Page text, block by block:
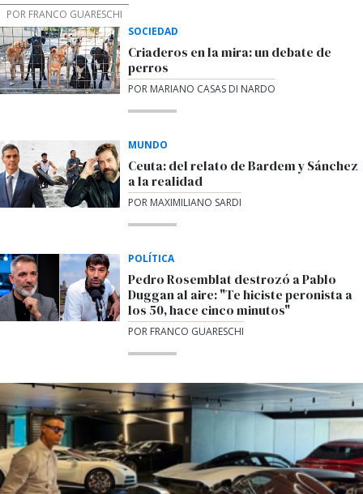
POR FRANCO GUARESCHI
SOCIEDAD
Criaderos en la mira: un debate de
perros
POR MARIANO CASAS DI NARDO
MUNDO
Ceuta: del relato de Bardem y Sánchez
a la realidad
POR MAXIMILIANO SARDI
POLÍTICA
Pedro Rosemblat destrozó a Pablo
Duggan al aire: "Te hiciste peronista a
los 50, hace cinco minutos"
POR FRANCO GUARESCHI